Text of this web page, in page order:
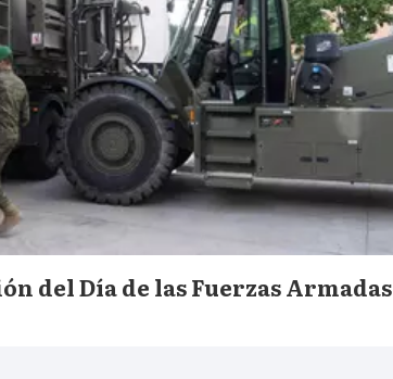
del Día de las Fuerzas Armadas